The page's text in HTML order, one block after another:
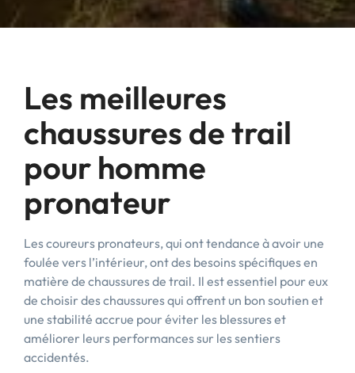
Les meilleures
chaussures de trail
pour homme
pronateur
Les coureurs pronateurs, qui ont tendance à avoir une
foulée vers l’intérieur, ont des besoins spécifiques en
matière de chaussures de trail. Il est essentiel pour eux
de choisir des chaussures qui offrent un bon soutien et
une stabilité accrue pour éviter les blessures et
améliorer leurs performances sur les sentiers
accidentés.